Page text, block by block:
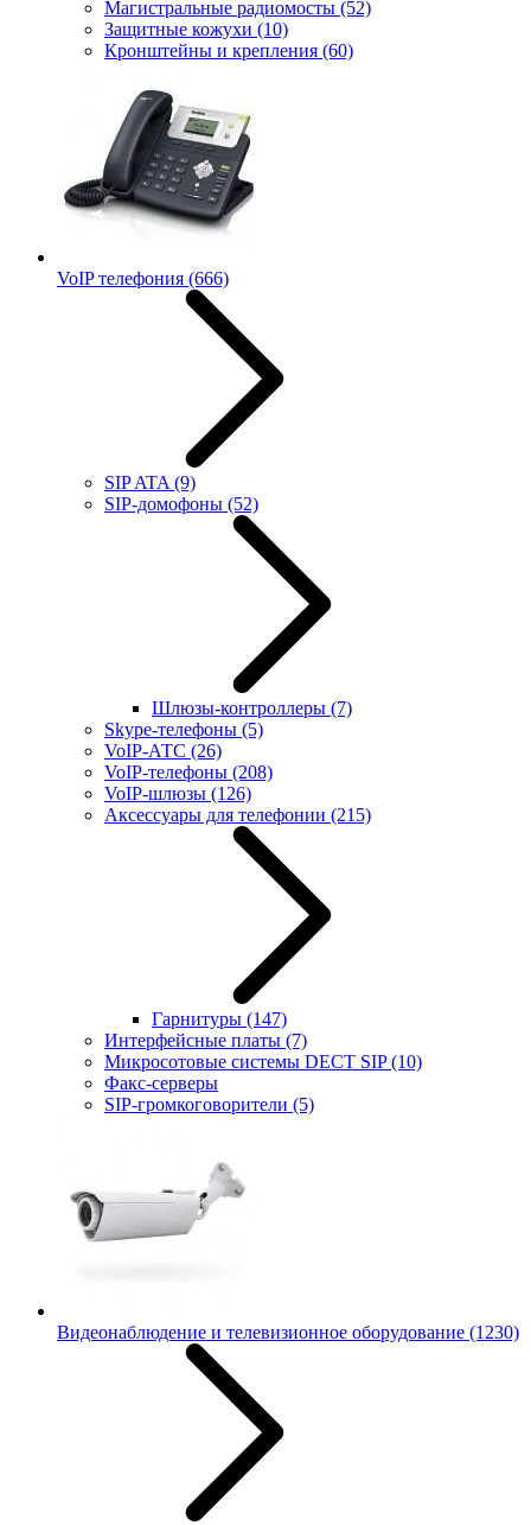
Магистральные радиомосты (52)
Защитные кожухи (10)
Кронштейны и крепления (60)
VoIP телефония (666)
SIP ATA (9)
SIP-домофоны (52)
Шлюзы-контроллеры (7)
Skype-телефоны (5)
VoIP-АТС (26)
VoIP-телефоны (208)
VoIP-шлюзы (126)
Аксессуары для телефонии (215)
Гарнитуры (147)
Интерфейсные платы (7)
Микросотовые системы DECT SIP(10)
Факс-серверы
SIP-громкоговорители (5)
Видеонаблюдение и телевизионное оборудование (1230)